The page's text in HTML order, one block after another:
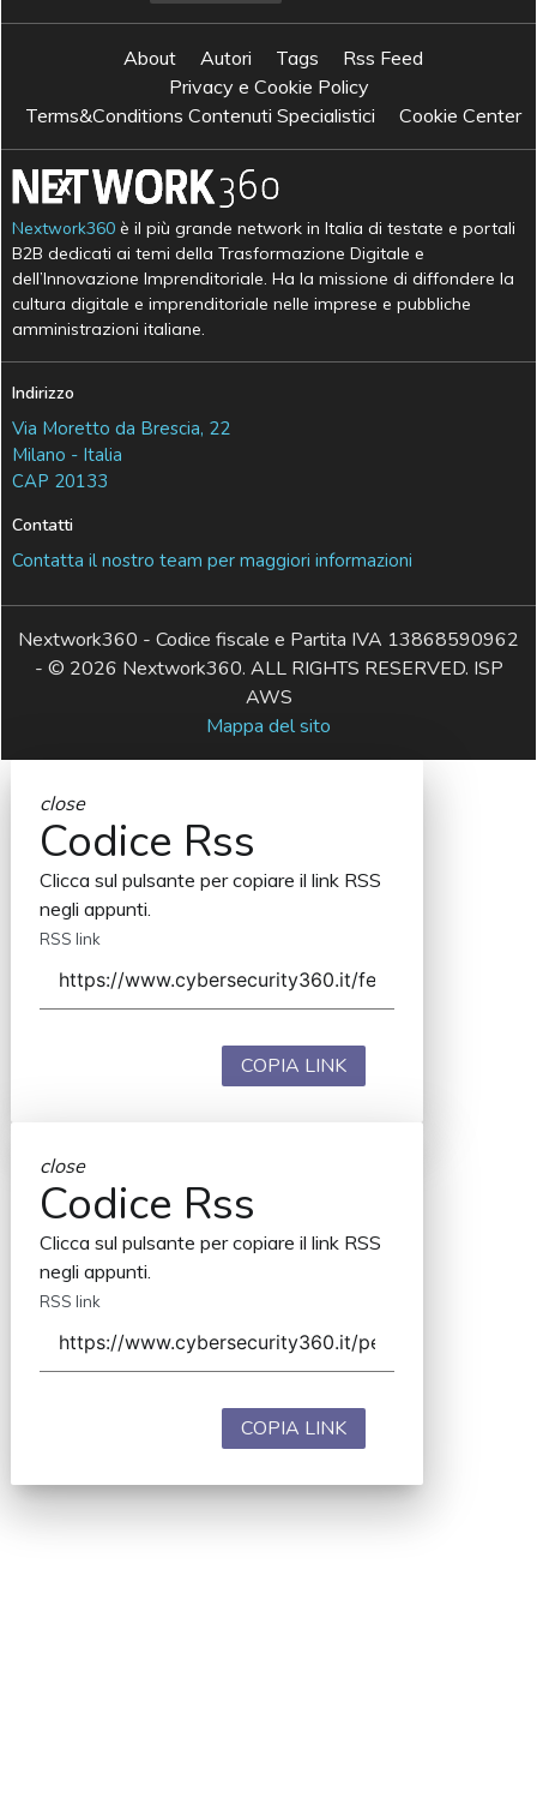
About Autori Tags
Rss Feed
Privacy e Cookie Policy
Terms&Conditions Contenuti Specialistici
Cookie Center
Nextwork360 è il più grande network in Italia di testate e portali
B2B dedicati ai temi della Trasformazione Digitale e
dell’Innovazione Imprenditoriale. Ha la missione di diffondere la
cultura digitale e imprenditoriale nelle imprese e pubbliche
amministrazioni italiane.
Indirizzo
Via Moretto da Brescia, 22
Milano - Italia
CAP 20133
Contatti
Contatta il nostro team per maggiori informazioni
Nextwork360 - Codice fiscale e Partita IVA 13868590962
- © 2026 Nextwork360. ALL RIGHTS RESERVED. ISP
AWS
Mappa del sito
close
Codice Rss
Clicca sul pulsante per copiare il link RSS
negli appunti.
RSS link
COPIA LINK
close
Codice Rss
Clicca sul pulsante per copiare il link RSS
negli appunti.
RSS link
COPIA LINK